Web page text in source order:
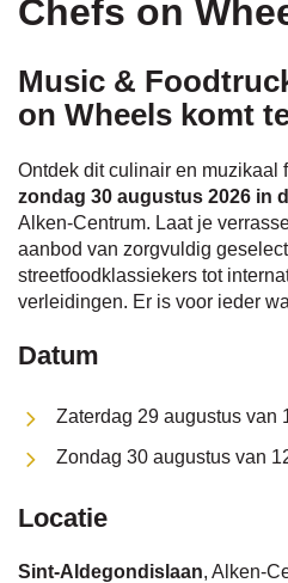
Chefs on
Music &
on Wheels komt
Ontdek dit culinair en muzikaal
zondag 30 augustus 2026 in
Alken-Centrum. Laat je
aanbod van zorgvuldig
streetfoodklassiekers tot
verleidingen. Er is voor ieder
Datum
Zaterdag 29 augustus van
Zondag 30 augustus van
Locatie
Sint-Aldegondislaan, Alken-